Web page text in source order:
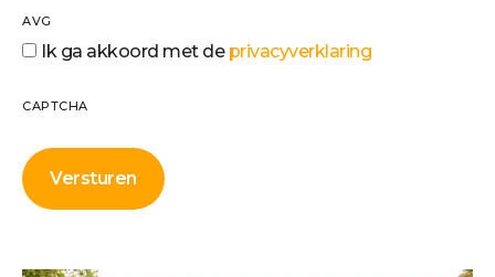
AVG
Ik ga akkoord met de privacyverklaring
CAPTCHA